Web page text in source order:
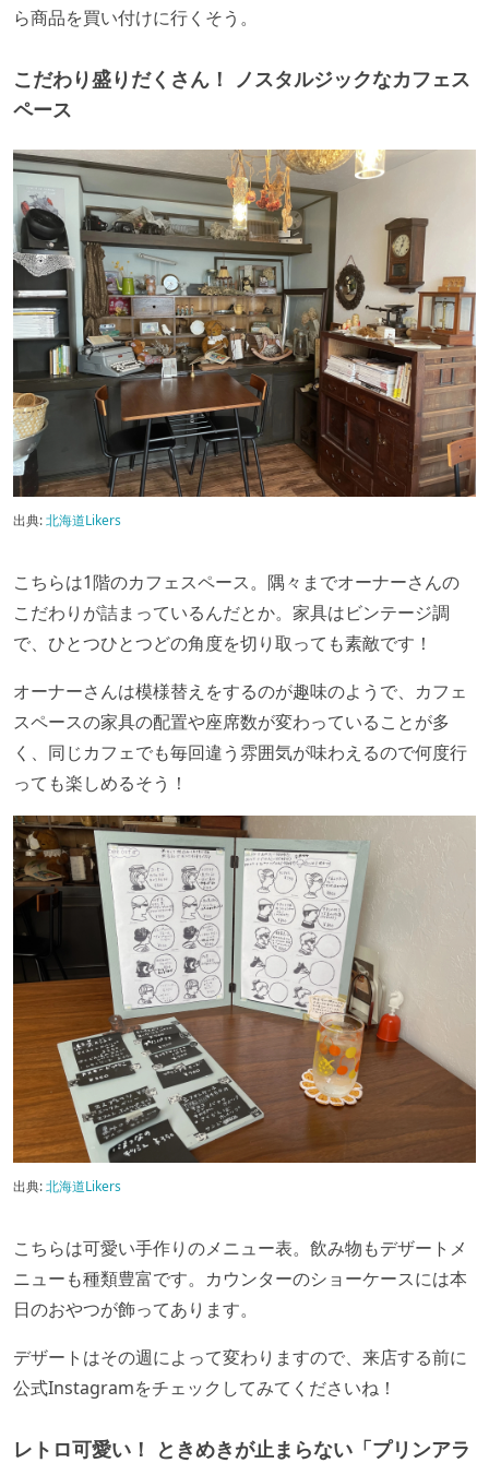
ら商品を買い付けに行くそう。
こだわり盛りだくさん！ ノスタルジックなカフェス
ペース
出典:北海道Likers
こちらは1階のカフェスペース。隅々までオーナーさんの
こだわりが詰まっているんだとか。家具はビンテージ調
で、ひとつひとつどの角度を切り取っても素敵です！
オーナーさんは模様替えをするのが趣味のようで、カフェ
スペースの家具の配置や座席数が変わっていることが多
く、同じカフェでも毎回違う雰囲気が味わえるので何度行
っても楽しめるそう！
出典:北海道Likers
こちらは可愛い手作りのメニュー表。飲み物もデザートメ
ニューも種類豊富です。カウンターのショーケースには本
日のおやつが飾ってあります。
デザートはその週によって変わりますので、来店する前に
公式Instagramをチェックしてみてくださいね！
レトロ可愛い！ ときめきが止まらない「プリンアラ